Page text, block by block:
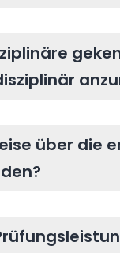
über die